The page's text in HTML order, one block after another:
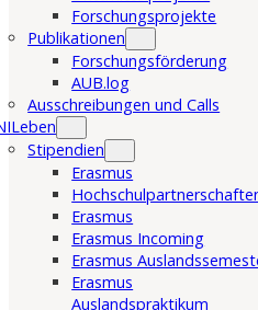
Forschungsprojekte
Publikationen
Forschungsförderung
AUB.log
Ausschreibungen und Calls
Stipendien
Erasmus
Erasmus
Erasmus Incoming
Erasmus
Erasmus
Auslandspraktikum